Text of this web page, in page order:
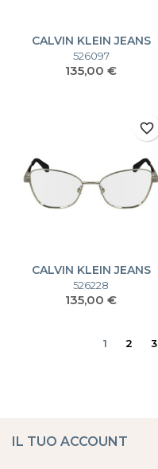
CALVIN KLEIN JEANS
CKJ24203 CKJ24203
526097
Prezzo
135,00 €
CALVIN KLEIN JEANS
CKJ24203 CKJ24203
526228
Prezzo
135,00 €
favorite_border
1 2 3
IL TUO ACCOUNT